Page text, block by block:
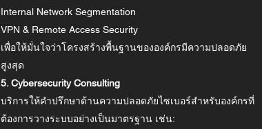
Internal Network Segmentation
VPN & Remote Access Security
เพื่อให้มั่นใจว่าโครงสร้างพื้นฐานขององค์กรมีความปลอดภัย
สูงสุด
5. Cybersecurity Consulting
บริการให้คำปรึกษาด้านความปลอดภัยไซเบอร์สำหรับองค์กรที่
ต้องการวางระบบอย่างเป็นมาตรฐาน เช่น: